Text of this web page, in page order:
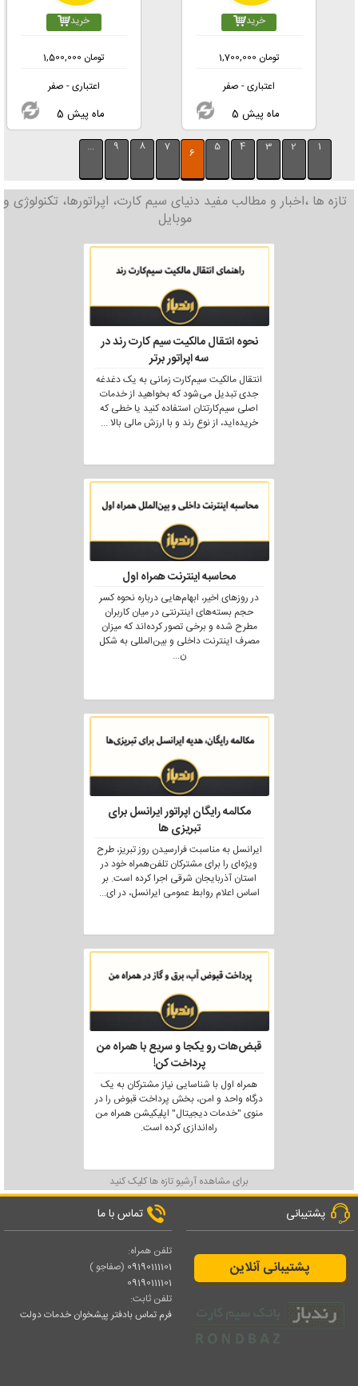
خرید
1,700,000 تومان
اعتباری - صفر
5 ماه پیش
خرید
1,500,000 تومان
اعتباری - صفر
5 ماه پیش
1
2
3
4
5
6
7
8
9
...
تازه ها ،اخبار و مطالب مفید دنیای سیم کارت، اپراتورها، تکنولوژی و
موبایل
نحوه انتقال مالکیت سیم کارت رند در
سه اپراتور برتر
انتقال مالکیت سیم‌کارت زمانی به یک دغدغه
جدی تبدیل می‌شود که بخواهید از خدمات
اصلی سیم‌کارتتان استفاده کنید یا خطی که
خریده‌اید، از نوع رند و با ارزش مالی بالا...
محاسبه اینترنت همراه اول
در روزهای اخیر، ابهام‌هایی درباره نحوه کسر
حجم بسته‌های اینترنتی در میان کاربران
مطرح شده و برخی تصور کرده‌اند که میزان
مصرف اینترنت داخلی و بین‌المللی به شکل
ن...
مکالمه رایگان اپراتور ایرانسل برای
تبریزی ها
ایرانسل به مناسبت فرارسیدن روز تبریز، طرح
ویژه‌ای را برای مشترکان تلفن‌همراه خود در
استان آذربایجان شرقی اجرا کرده است. بر
اساس اعلام روابط عمومی ایرانسل، در ای...
قبض‌هات رو یکجا و سریع با همراه من
پرداخت کن!
همراه اول با شناسایی نیاز مشترکان به یک
درگاه واحد و امن، بخش پرداخت قبوض را در
منوی "خدمات دیجیتال" اپلیکیشن همراه من
راه‌اندازی کرده است.
برای مشاهده آرشیو تازه ها کلیک کنید
پشتیبانی
پشتیبانی آنلاین
تماس با ما
تلفن همراه:
09190111101 (صفاجو )
09190111101
تلفن ثابت:
فرم تماس بادفتر پیشخوان خدمات دولت